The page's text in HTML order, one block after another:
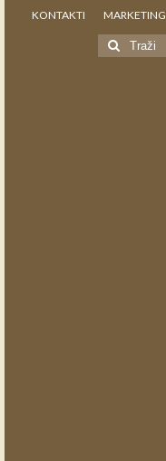
KONTAKTI MARKETING
Search
for: